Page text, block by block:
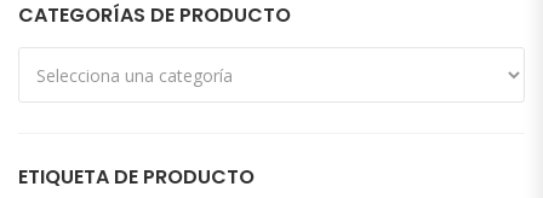
CATEGORÍAS DE PRODUCTO
ETIQUETA DE PRODUCTO